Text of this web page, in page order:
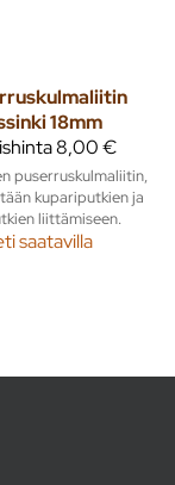
18mm
8,00 €
puserruskulmaliitin,
kupariputkien ja
liittämiseen.
saatavilla